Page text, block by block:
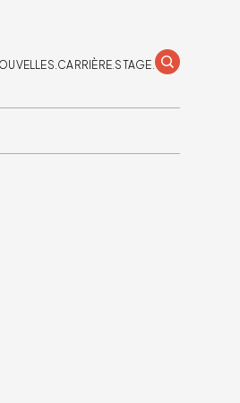
CARRIÈRE. STAGE.